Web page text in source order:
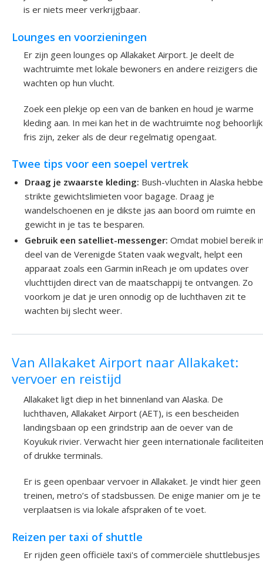
is er niets meer verkrijgbaar.
Lounges en voorzieningen
Er zijn geen lounges op Allakaket Airport. Je deelt de
wachtruimte met lokale bewoners en andere reizigers die
wachten op hun vlucht.
Zoek een plekje op een van de banken en houd je warme
kleding aan. In mei kan het in de wachtruimte nog behoorlijk
fris zijn, zeker als de deur regelmatig opengaat.
Twee tips voor een soepel vertrek
Draag je zwaarste kleding: Bush-vluchten in Alaska
strikte gewichtslimieten voor bagage. Draag je
wandelschoenen en je dikste jas aan boord om ruimte en
gewicht in je tas te besparen.
Gebruik een satelliet-messenger: Omdat mobiel bereik
deel van de Verenigde Staten vaak wegvalt, helpt een
apparaat zoals een Garmin inReach je om updates over
vluchttijden direct van de maatschappij te ontvangen. Zo
voorkom je dat je uren onnodig op de luchthaven zit te
wachten bij slecht weer.
Van Allakaket Airport naar Allakaket:
vervoer en reistijd
Allakaket ligt diep in het binnenland van Alaska. De
luchthaven, Allakaket Airport (AET), is een bescheiden
landingsbaan op een grindstrip aan de oever van de
Koyukuk rivier. Verwacht hier geen internationale faciliteiten
of drukke terminals.
Er is geen openbaar vervoer in Allakaket. Je vindt hier geen
treinen, metro’s of stadsbussen. De enige manier om je te
verplaatsen is via lokale afspraken of te voet.
Reizen per taxi of shuttle
Er rijden geen officiële taxi's of commerciële shuttlebusjes